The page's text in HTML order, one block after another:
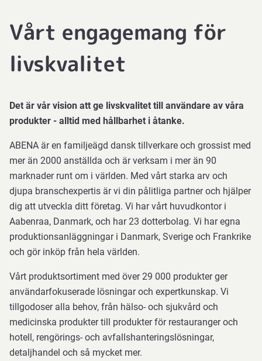
Vårt engagemang för
livskvalitet
Det är vår vision att ge livskvalitet till användare av våra
produkter - alltid med hållbarhet i åtanke.
ABENA är en familjeägd dansk tillverkare och grossist med
mer än 2000 anställda och är verksam i mer än 90
marknader runt om i världen. Med vårt starka arv och
djupa branschexpertis är vi din pålitliga partner och hjälper
dig att utveckla ditt företag. Vi har vårt huvudkontor i
Aabenraa, Danmark, och har 23 dotterbolag. Vi har egna
produktionsanläggningar i Danmark, Sverige och Frankrike
och gör inköp från hela världen.
Vårt produktsortiment med över 29 000 produkter ger
användarfokuserade lösningar och expertkunskap. Vi
tillgodoser alla behov, från hälso- och sjukvård och
medicinska produkter till produkter för restauranger och
hotell, rengörings- och avfallshanteringslösningar,
detaljhandel och så mycket mer.